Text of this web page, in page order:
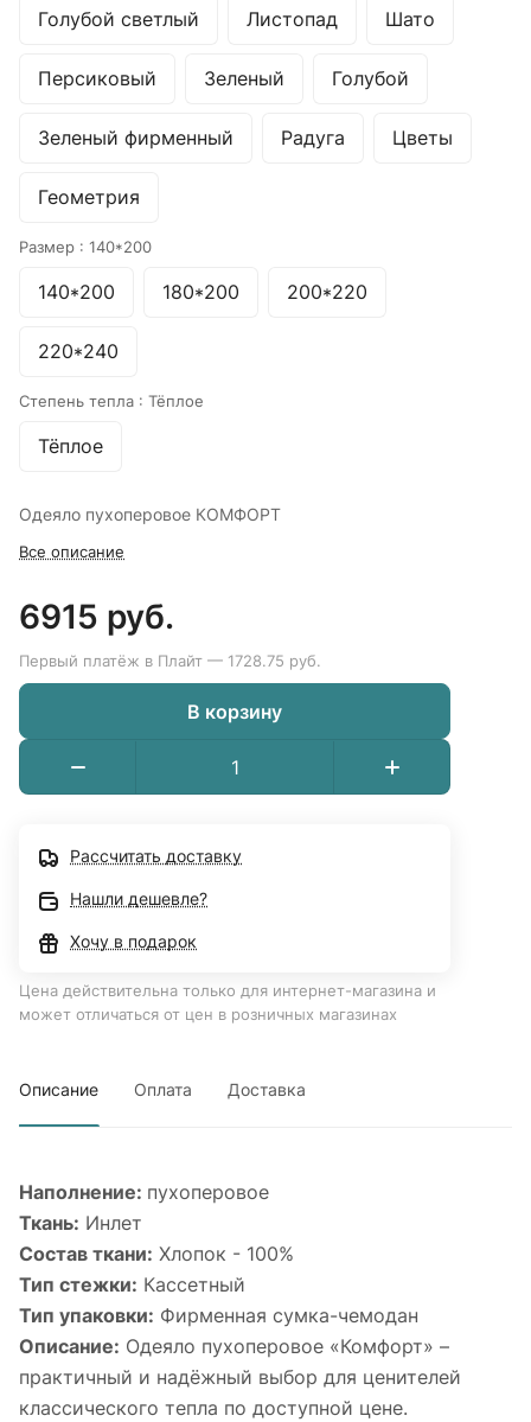
Голубой светлый Листопад Шато
Персиковый Зеленый Голубой
Зеленый фирменный Радуга Цветы
Геометрия
Размер : 140*200
140*200 180*200 200*220
220*240
Степень тепла : Тёплое
Тёплое
Одеяло пухоперовое КОМФОРТ
Все описание
6915 руб.
Первый платёж в Плайт — 1728.75 руб.
В корзину
Рассчитать доставку
Нашли дешевле?
Хочу в подарок
Цена действительна только для интернет-магазина и
может отличаться от цен в розничных магазинах
Описание Оплата Доставка
Наполнение: пухоперовое
Ткань: Инлет
Состав ткани: Хлопок - 100%
Тип стежки: Кассетный
Тип упаковки: Фирменная сумка-чемодан
Описание: Одеяло пухоперовое «Комфорт» –
практичный и надёжный выбор для ценителей
классического тепла по доступной цене.